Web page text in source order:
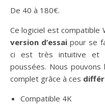
De 40 à 180€.
Ce logiciel est compatible
version d’essai pour se
ci est très intuitive et
poussées. Nous
complet grâce à ces
Compatible 4K